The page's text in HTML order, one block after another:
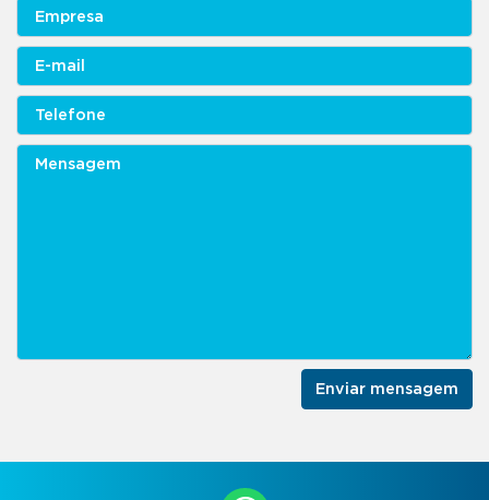
Enviar mensagem